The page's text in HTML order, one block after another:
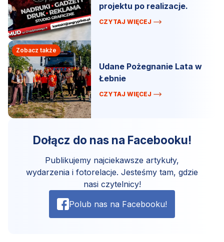
projektu po realizacje.
CZYTAJ WIĘCEJ
Zobacz także
Udane Pożegnanie Lata w
Łebnie
CZYTAJ WIĘCEJ
Dołącz do nas na Facebooku!
Publikujemy najciekawsze artykuły,
wydarzenia i fotorelacje. Jesteśmy tam, gdzie
nasi czytelnicy!
Polub nas na Facebooku!